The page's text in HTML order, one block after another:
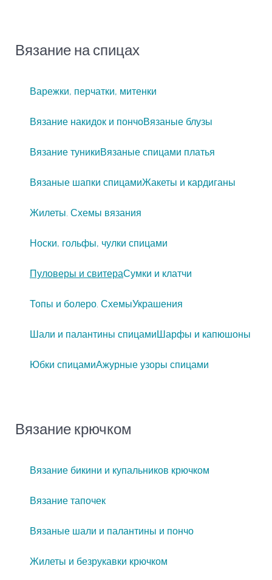
Вязание на спицах
Варежки, перчатки, митенки
Вязание накидок и пончоВязаные блузы
Вязание туникиВязаные спицами платья
Вязаные шапки спицамиЖакеты и кардиганы
Жилеты. Схемы вязания
Носки, гольфы, чулки спицами
Пуловеры и свитераСумки и клатчи
Топы и болеро. СхемыУкрашения
Шали и палантины спицамиШарфы и капюшоны
Юбки спицамиАжурные узоры спицами
Вязание крючком
Вязание бикини и купальников крючком
Вязание тапочек
Вязаные шали и палантины и пончо
Жилеты и безрукавки крючком